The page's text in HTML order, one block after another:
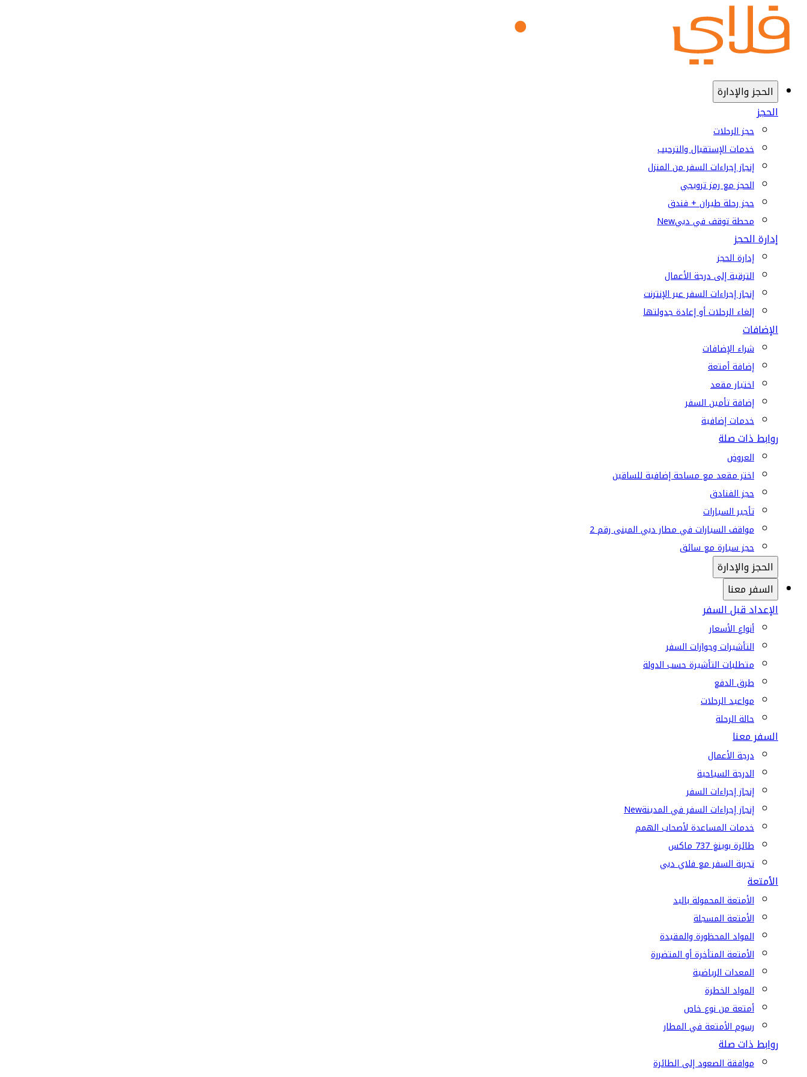
الحجز والإدارة
الحجز
حجز الرحلات
خدمات الإستقبال والترحيب
إنجاز إجراءات السفر من المنزل
الحجز مع رمز ترويجي
حجز رحلة طيران + فندق
محطة توقف في دبيNew
إدارة الحجز
إدارة الحجز
الترقية إلى درجة الأعمال
إنجاز إجراءات السفر عبر الإنترنت
إلغاء الرحلات أو إعادة جدولتها
الإضافات
شراء الإضافات
إضافة أمتعة
اختيار مقعد
إضافة تأمين السفر
خدمات إضافية
روابط ذات صلة
العروض
اختر مقعد مع مساحة إضافية للساقين
حجز الفنادق
تأجير السيارات
مواقف السيارات في مطار دبي المبنى رقم 2
حجز سيارة مع سائق
الحجز والإدارة
السفر معنا
الإعداد قبل السفر
أنواع الأسعار
التأشيرات وجوازات السفر
متطلبات التأشيرة حسب الدولة
طرق الدفع
مواعيد الرحلات
حالة الرحلة
السفر معنا
درجة الأعمال
الدرجة السياحية
إنجاز إجراءات السفر
إنجاز إجراءات السفر في المدينةNew
خدمات المساعدة لأصحاب الهمم
طائرة بوينغ 737 ماكس
تجربة السفر مع فلاي دبي
الأمتعة
الأمتعة المحمولة باليد
الأمتعة المسجلة
المواد المحظورة والمقيدة
الأمتعة المتأخرة أو المتضررة
المعدات الرياضية
المواد الخطرة
أمتعة من نوع خاص
رسوم الأمتعة في المطار
روابط ذات صلة
موافقة الصعود إلى الطائرة